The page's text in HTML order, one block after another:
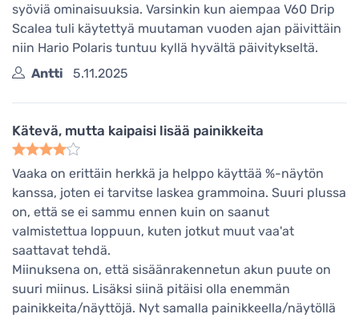
syöviä ominaisuuksia. Varsinkin kun aiempaa V60 Drip
Scalea tuli käytettyä muutaman vuoden ajan päivittäin
niin Hario Polaris tuntuu kyllä hyvältä päivitykseltä.
Antti
5.11.2025
Kätevä, mutta kaipaisi lisää painikkeita
Vaaka on erittäin herkkä ja helppo käyttää %-näytön
kanssa, joten ei tarvitse laskea grammoina. Suuri plussa
on, että se ei sammu ennen kuin on saanut
valmistettua loppuun, kuten jotkut muut vaa'at
saattavat tehdä.
Miinuksena on, että sisäänrakennetun akun puute on
suuri miinus. Lisäksi siinä pitäisi olla enemmän
painikkeita/näyttöjä. Nyt samalla painikkeella/näytöllä